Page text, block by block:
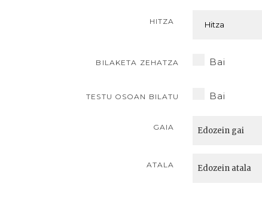
HITZA
BILAKETA ZEHATZA Bai
TESTU OSOAN BILATU Bai
GAIA
ATALA